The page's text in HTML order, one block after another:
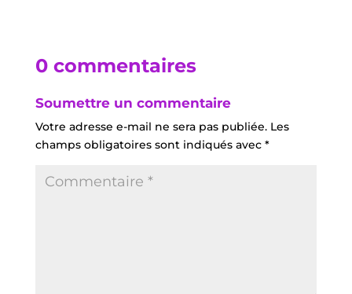
0 commentaires
Soumettre un commentaire
Votre adresse e-mail ne sera pas publiée. Les
champs obligatoires sont indiqués avec *